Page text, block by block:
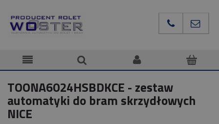
TOONA6024HSBDKCE - zestaw
automatyki do bram skrzydłowych
NICE